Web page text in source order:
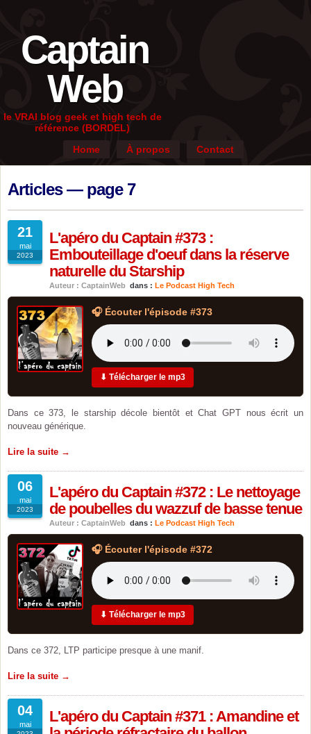
Captain
Web
le VRAI blog geek et high tech de
référence (BORDEL)
Home
À propos Contact
Articles — page 7
21
mai
2023
L'apéro du Captain #373 :
Embouteillage d'oeuf dans la réserve
naturelle du Starship
Auteur : CaptainWeb dans : Le Podcast High Tech
🎧 Écouter l'épisode #373
⬇ Télécharger le mp3
Dans ce 373, le starship décole bientôt et Chat GPT nous écrit un
nouveau générique.
Lire la suite →
06
mai
2023
L'apéro du Captain #372 : Le nettoyage
de poubelles du wazzuf de basse tenue
Auteur : CaptainWeb dans : Le Podcast High Tech
🎧 Écouter l'épisode #372
⬇ Télécharger le mp3
Dans ce 372, LTP participe presque à une manif.
Lire la suite →
04
mai
L'apéro du Captain #371 : Amandine et